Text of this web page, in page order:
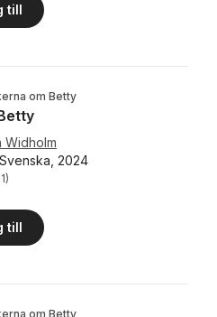
till
om Betty
Widholm
2024
Totalt antal röster:
)
till
om Betty